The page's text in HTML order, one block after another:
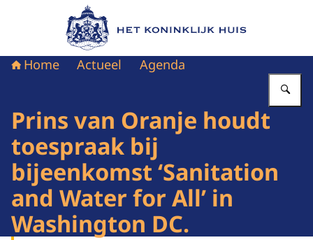
Naar de homepage van Het Koninklijk Huis
Home Actueel Agenda
Prins van Oranje houdt
toespraak bij
bijeenkomst ‘Sanitation
and Water for All’ in
Washington DC.